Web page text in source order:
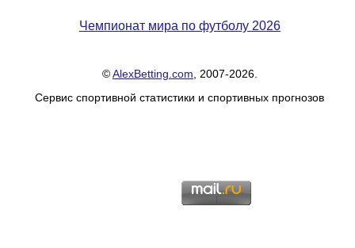
Чемпионат мира по футболу 2026
©AlexBetting.com , 2007-2026.
Сервис спортивной статистики и спортивных прогнозов